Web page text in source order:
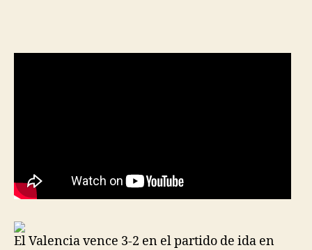
El Valencia vence 3-2 en el partido de ida en